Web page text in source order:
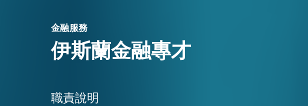
金融服務
伊斯蘭金融專才
職責說明